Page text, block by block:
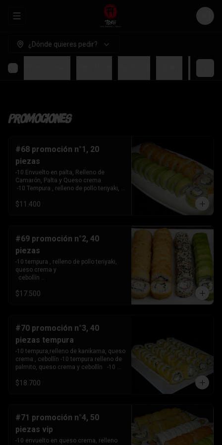
Abrir menu de navegación Login
¿Dónde quieres pedir?
Promociones
#68 promoción n°1, 20
piezas
-10 Envuelto en palta, Relleno de
Camarón, Palta y Queso crema
-10 Tempura , relleno de pollo teriyaki,
$11.400
#69 promoción n°2, 40
piezas
-10 tempura , relleno de pollo teriyaki,
queso crema y
  cebollín
crema y cebollín. -10 envuelto en palta,
kanikama, queso crema
   y cebollín .
$17.500
#70 promoción n°3, 40
piezas tempura
-10 tempura,relleno de kanikama, queso
crema , cebollín -10 tempura relleno de
palmito, queso crema y cebollín   -10
crema y
$18.700
#71 promoción n°4, 50
piezas vip
-10 envuelto en queso crema, relleno